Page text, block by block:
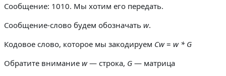
Сообщение: 1010. Мы хотим его передать.
Сообщение-слово будем обозначать w.
Кодовое слово, которое мы закодируем Cw= w * G
Обратите внимание w— строка, G — матрица